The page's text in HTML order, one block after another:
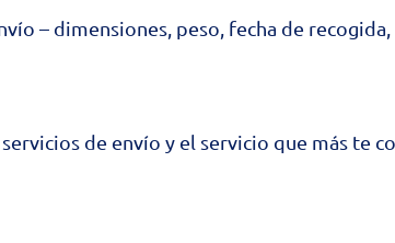
– dimensiones, peso, fecha de recogida,
de envío y el servicio que más te